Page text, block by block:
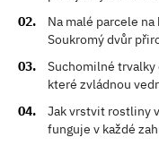
Na malé parcele
Soukromý dvůr
Suchomilné
které zvládnou
Jak vrstvit rostliny
funguje v každé